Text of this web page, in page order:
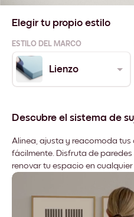
Elegir tu propio estilo
ESTILO DEL MARCO
Lienzo
Descubre el sistema de
Alinea, ajusta y reacomoda
fácilmente. Disfruta de
renovar tu espacio en cualquier